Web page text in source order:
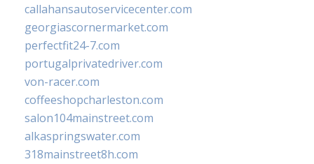
callahansautoservicecenter.com
georgiascornermarket.com
perfectfit24-7.com
portugalprivatedriver.com
von-racer.com
coffeeshopcharleston.com
salon104mainstreet.com
alkaspringswater.com
318mainstreet8h.com